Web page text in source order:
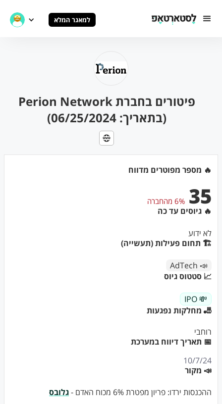
למאגר המלא
פיטורים בחברת Perion Network
(בתאריך: 06/25/2024)
🔥 מספר מפוטרים מדווח
35 6% מהחברה
🔥 גיוסים עד כה
לא ידוע
🏗 תחום פעילות (תעשייה)
📣 AdTech
📈 סטטוס גיוס
💸 IPO
🎳 מחלקות נפגעות
רוחבי
📅 תאריך דיווח במערכת
10/7/24
📣 מקור
ההכנסות ירדו: פריון מפטרת 6% מכוח האדם -
גלובס